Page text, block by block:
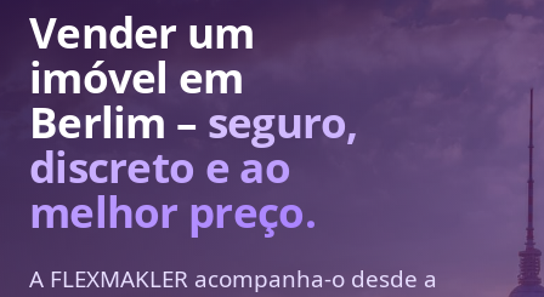
Vender um
imóvel em
Berlim – seguro,
discreto e ao
melhor preço.
A FLEXMAKLER acompanha-o desde a